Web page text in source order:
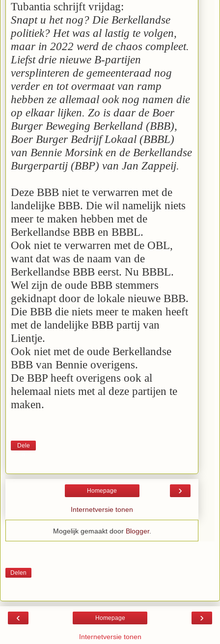
Tubantia schrijft vrijdag:
Snapt u het nog? Die Berkellandse
politiek? Het was al lastig te volgen,
maar in 2022 werd de chaos compleet.
Liefst drie nieuwe B-partijen
versplinteren de gemeenteraad nog
verder en tot overmaat van ramp
hebben ze allemaal ook nog namen die
op elkaar lijken. Zo is daar de Boer
Burger Beweging Berkelland (BBB),
Boer Burger Bedrijf Lokaal (BBBL)
van Bennie Morsink en de Berkellandse
Burgerpartij (BBP) van Jan Zappeij.
Deze BBB niet te verwarren met de
landelijke BBB. Die wil namelijk niets
meer te maken hebben met de
Berkellandse BBB en BBBL.
Ook niet te verwarren met de OBL,
want dat was de naam van de
Berkellandse BBB eerst. Nu BBBL.
Wel zijn de oude BBB stemmers
gekidnapt door de lokale nieuwe BBB.
Die BBB die niets meer te maken heeft
met de landelijke BBB partij van
Lientje.
Ook niet met de oude Berkellandse
BBB van Bennie overigens.
De BBP heeft overigens ook al
helemaal niets met al deze partijen te
maken.
Dele
›
Homepage
Internetversie tonen
Mogelijk gemaakt door Blogger.
Delen
‹ ›
Homepage
Internetversie tonen